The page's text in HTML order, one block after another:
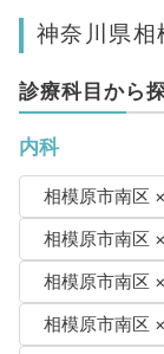
神奈川県相
診療科目から
内科
相模原市南区
相模原市南区
相模原市南区
相模原市南区